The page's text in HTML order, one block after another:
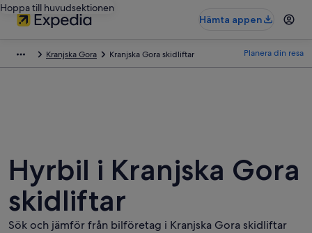
Hoppa till huvudsektionen
Hämta appen
Kranjska Gora Kranjska Gora skidliftar Planera din resa
Hyrbil i Kranjska Gora
skidliftar
Sök och jämför från bilföretag i Kranjska Gora skidliftar